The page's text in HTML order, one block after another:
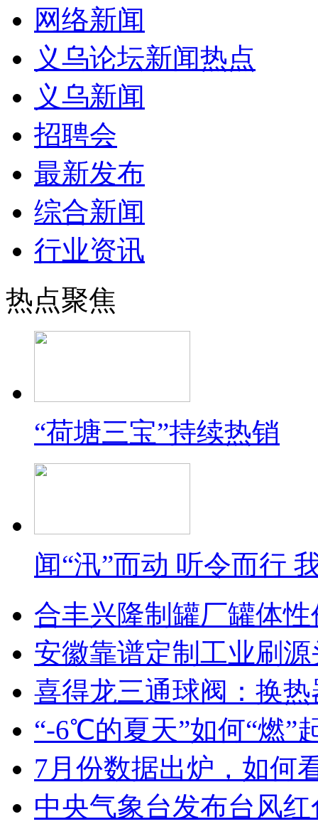
网络新闻
义乌论坛新闻热点
义乌新闻
招聘会
最新发布
综合新闻
行业资讯
热点聚焦
“荷塘三宝”持续热销
闻“汛”而动 听令而行
合丰兴隆制罐厂罐体
安徽靠谱定制工业刷
喜得龙三通球阀：换
“-6℃的夏天”如何“燃”
7月份数据出炉，如何
中央气象台发布台风